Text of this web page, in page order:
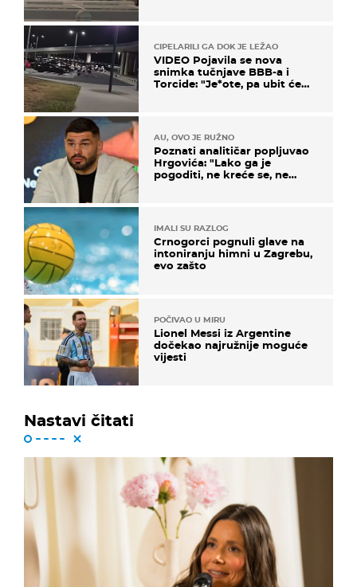
CIPELARILI GA DOK JE LEŽAO
VIDEO Pojavila se nova
snimka tučnjave BBB-a i
Torcide: "Je*ote, pa ubit će
AU, OVO JE RUŽNO
Poznati analitičar popljuvao
Hrgovića: "Lako ga je
pogoditi, ne kreće se, ne
IMALI SU RAZLOG
Crnogorci pognuli glave na
intoniranju himni u Zagrebu,
evo zašto
POČIVAO U MIRU
Lionel Messi iz Argentine
dočekao najružnije moguće
vijesti
Nastavi čitati